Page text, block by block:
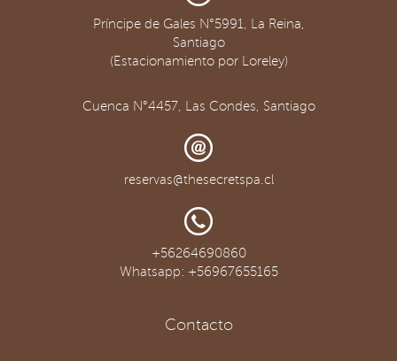
Príncipe de Gales N°5991, La Reina,
Santiago
(Estacionamiento por Loreley)
Cuenca N°4457, Las Condes, Santiago
reservas@thesecretspa.cl
+56264690860
Whatsapp: +56967655165
Contacto